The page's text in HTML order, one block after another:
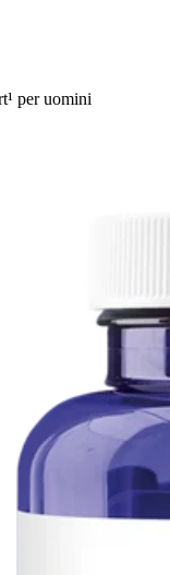
per uomini